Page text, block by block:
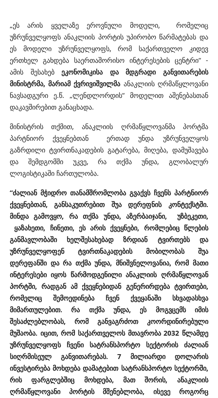
„ეს არის ყველაზე ეროვნული მოდელი, რომელიც
უზრუნველყოფს ანაკლიის პორტის უპირობო წარმატებას და
ეს მოდელი უზრუნველყოფს, რომ საქართველო კიდევ
ერთხელ გახდება საერთაშორისო ინტერესების ცენტრი“ -
ამის შესახებეკონომიკისა და მდგრადი განვითარების
მინისტრმა, მარიამ ქვრივიშვილმა ანაკლიის ღრმაწყლოვანი
ნავსადგური ე.წ. „ლენდლორდის“ მოდელით აშენებასთან
დაკავშირებით განაცხადა.
მინისტრის თქმით, ანაკლიის ღრმაწყლოვანმა პორტმა
პარტნიორ ქვეყნებთან ერთად უნდა უზრუნველყოს
გაზრდილი ტვირთნაკადების გატარება, მიღება, დამუშავება
და შემდგომში უკვე, რა თქმა უნდა, გლობალურ
ლოგისტიკაში ჩართულობა.
“ძალიან მჭიდრო თანამშრომლობა გვაქვს ჩვენს პარტნიორ
ქვეყნებთან, განსაკუთრებით შუა დერეფნის კონტექსტში.
მინდა გამოვყო, რა თქმა უნდა, აზერბაიჯანი, უზბეკეთი,
ყაზახეთი, ჩინეთი, ეს არის ქვეყნები, რომლებიც წლების
განმავლობაში ხელშესახებად ზრდიან ტვირთებს და
უზრუნველყოფენ ტვირთნაკადების მობილობას შუა
დერეფანში და რა თქმა უნდა, მნიშვნელოვანია, რომ მათი
ინტერესები იყოს წარმოდგენილი ანაკლიის ღრმაწყლოვან
პორტში, რადგან ამ ქვეყნებიდან გენერირდება ტვირთები,
რომელიც შემოედინება ჩვენ ქვეყანაში სხვადასხვა
მიმართულებით. რა თქმა უნდა, ეს მოგვცემს იმის
შესაძლებლობას, რომ განვაგრძოთ კოორდინირებული
მუშაობა. იცით, რომ საქართველოს მთავრობა 2032 წლამდე
უზრუნველყოფს ჩვენი სატრანსპორტო სექტორის ძალიან
სიღრმისეულ განვითარებას. 7 მილიარდი დოლარის
ინვესტირება მოხდება დამატებით სატრანსპორტო სექტორში,
რის ფარგლებშიც მოხდება, მათ შორის, ანაკლიის
ღრმაწყლოვანი პორტის მშენებლობა, ისევე როგორც